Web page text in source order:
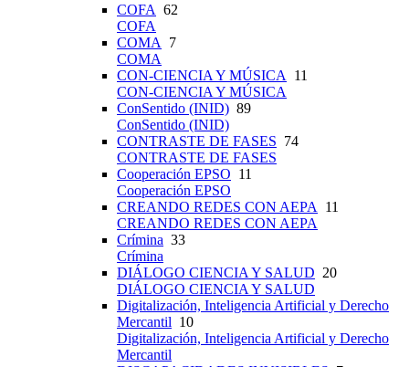
COFA 62
COFA
COMA 7
COMA
CON-CIENCIA Y MÚSICA 11
CON-CIENCIA Y MÚSICA
ConSentido (INID) 89
ConSentido (INID)
CONTRASTE DE FASES 74
CONTRASTE DE FASES
Cooperación EPSO 11
Cooperación EPSO
CREANDO REDES CON AEPA 11
CREANDO REDES CON AEPA
Crímina 33
Crímina
DIÁLOGO CIENCIA Y SALUD 20
DIÁLOGO CIENCIA Y SALUD
Digitalización, Inteligencia Artificial y Derecho
Mercantil 10
Digitalización, Inteligencia Artificial y Derecho
Mercantil